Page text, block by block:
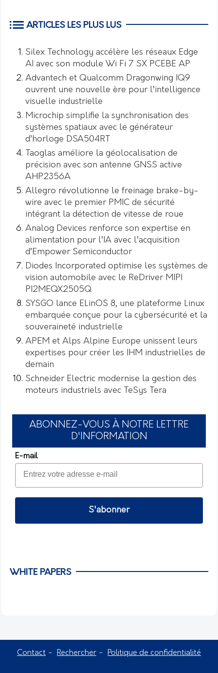
ARTICLES LES PLUS LUS
Silex Technology accélère les réseaux Edge
AI avec son module Wi Fi 7 SX PCEBE AP
Advantech et Qualcomm Dragonwing IQ9
ouvrent une nouvelle ère pour l’intelligence
visuelle industrielle
Microchip simplifie la synchronisation des
systèmes spatiaux avec le générateur
d’horloge DSA504RT
Taoglas améliore la géolocalisation de
précision avec son antenne GNSS active
AHP2356A
Allegro révolutionne le freinage brake-by-
wire avec le premier PMIC de sécurité
intégrant la détection de vitesse de roue
Analog Devices renforce son expertise en
alimentation pour l’IA avec l’acquisition
d’Empower Semiconductor
Diodes Incorporated optimise les systèmes de
vision automobile avec le ReDriver MIPI
PI2MEQX2505Q
SYSGO lance ELinOS 8, une plateforme Linux
embarquée conçue pour la cybersécurité et la
souveraineté industrielle
APEM et Alps Alpine Europe unissent leurs
expertises pour créer les IHM industrielles de
demain
Schneider Electric modernise la gestion des
moteurs industriels avec TeSys Tera
ABONNEZ-VOUS À NOTRE LETTRE
D'INFORMATION
E-mail
S'abonner
WHITE PAPERS
Contact Rechercher Politique de confidentialité